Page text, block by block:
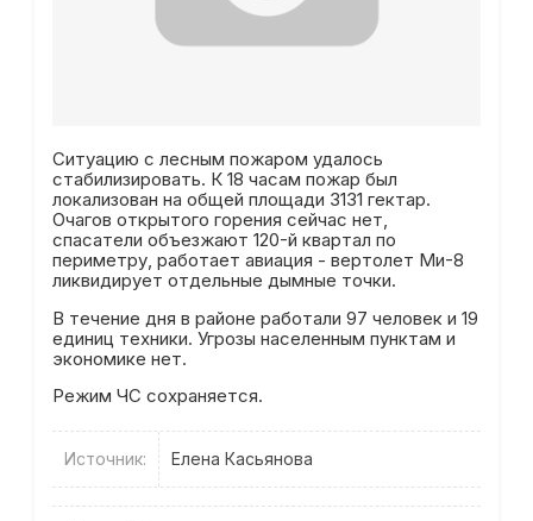
Ситуацию с лесным пожаром удалось
стабилизировать. К 18 часам пожар был
локализован на общей площади 3131 гектар.
Очагов открытого горения сейчас нет,
спасатели объезжают 120-й квартал по
периметру, работает авиация - вертолет Ми-8
ликвидирует отдельные дымные точки.
В течение дня в районе работали 97 человек и 19
единиц техники. Угрозы населенным пунктам и
экономике нет.
Режим ЧС сохраняется.
Источник: Елена Касьянова